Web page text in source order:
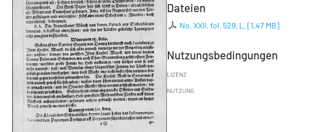
Dateien
No. XXII. fol. 529. L. [1,47 MB]
Nutzungsbedingungen
LIZENZ
NUTZUNG